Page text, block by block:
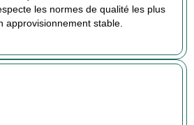
les normes de qualité les plus
approvisionnement stable.